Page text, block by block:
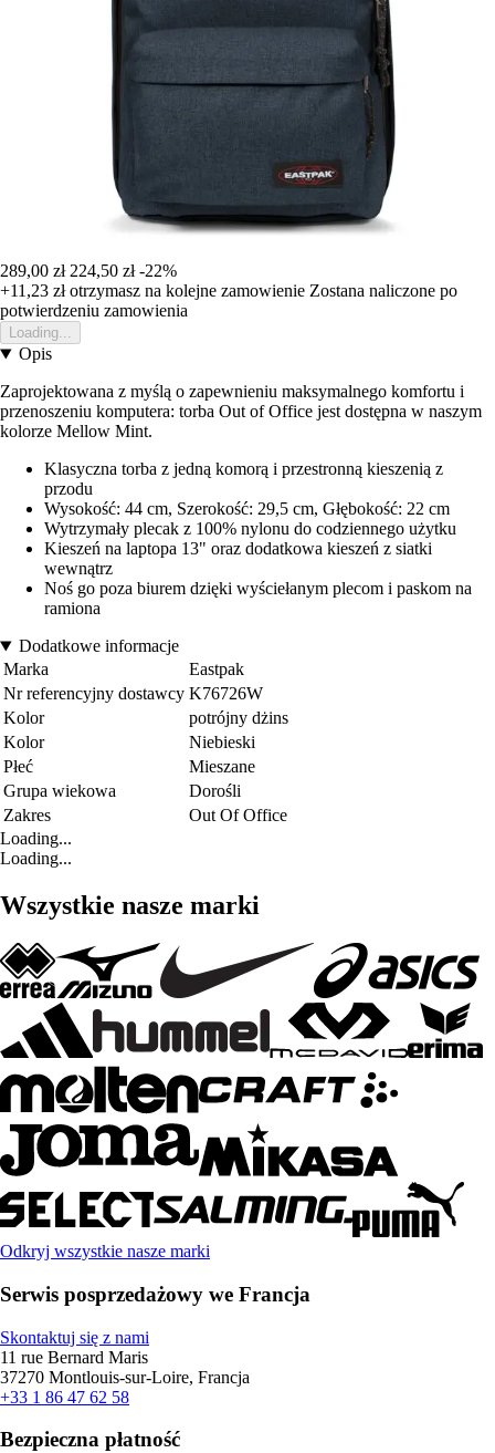
289,00 zł 224,50 zł -22%
+11,23 złotrzymasz na kolejne zamowienie Zostana naliczone po
potwierdzeniu zamowienia
Loading...
Opis
Zaprojektowana z myślą o zapewnieniu maksymalnego komfortu i
przenoszeniu komputera: torba Out of Office jest dostępna w naszym
kolorze Mellow Mint.
Klasyczna torba z jedną komorą i przestronną kieszenią z
przodu
Wysokość: 44 cm, Szerokość: 29,5 cm, Głębokość: 22 cm
Wytrzymały plecak z 100% nylonu do codziennego użytku
Kieszeń na laptopa 13" oraz dodatkowa kieszeń z siatki
wewnątrz
Noś go poza biurem dzięki wyściełanym plecom i paskom na
ramiona
Dodatkowe informacje
Marka
Eastpak
Nr referencyjny dostawcy K76726W
Kolor
potrójny dżins
Kolor
Niebieski
Płeć
Mieszane
Grupa wiekowa
Dorośli
Zakres
Out Of Office
Loading...
Loading...
Wszystkie nasze marki
Odkryj wszystkie nasze marki
Serwis posprzedażowy we Francja
Skontaktuj się z nami
11 rue Bernard Maris
37270 Montlouis-sur-Loire, Francja
+33 1 86 47 62 58
Bezpieczna płatność